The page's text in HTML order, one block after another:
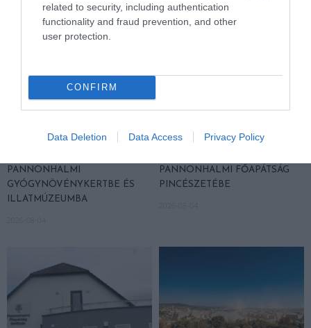
related to security, including authentication
functionality and fraud prevention, and other
user protection.
CONFIRM
Data Deletion Data Access Privacy Policy
PANNONHALMI
GYÓGYNÖVÉNYKERTBE ÉS
ILLATMÚZEUMBA
PANNONHALMI FŐAPÁTSÁG
PINCÉSZETÉBE